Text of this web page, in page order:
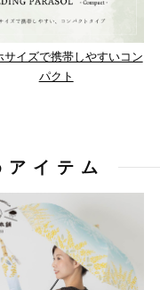
サイズで携帯しやすいコン
パクト
イテム